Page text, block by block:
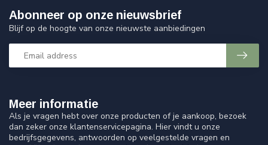
Meer informatie
Als je vragen hebt over onze producten of je aankoop, bezoek
dan zeker onze klantenservicepagina. Hier vindt u onze
bedrijfsgegevens, antwoorden op veelgestelde vragen en
Abonneer op onze nieuwsbrief
Blijf op de hoogte van onze nieuwste aanbiedingen